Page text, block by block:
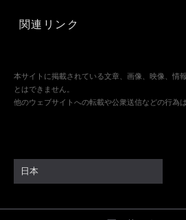
関連リンク
本サイトに掲載されている文章、画像、映像、情
とはできません。
他のウェブサイトへの転載や公衆送信などの行為
日本